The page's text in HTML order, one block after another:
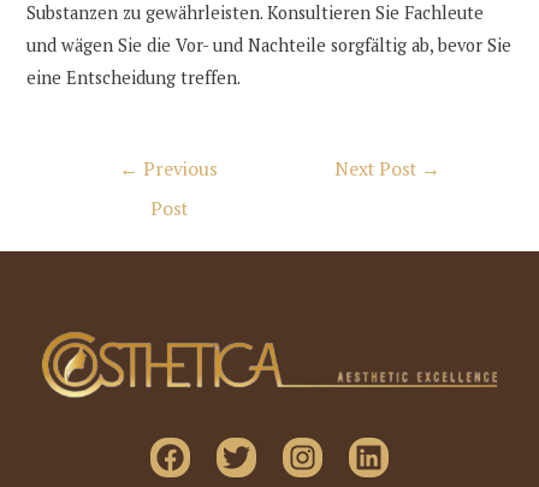
Substanzen zu gewährleisten. Konsultieren Sie Fachleute
und wägen Sie die Vor- und Nachteile sorgfältig ab, bevor Sie
eine Entscheidung treffen.
← Previous
Post
Next Post →